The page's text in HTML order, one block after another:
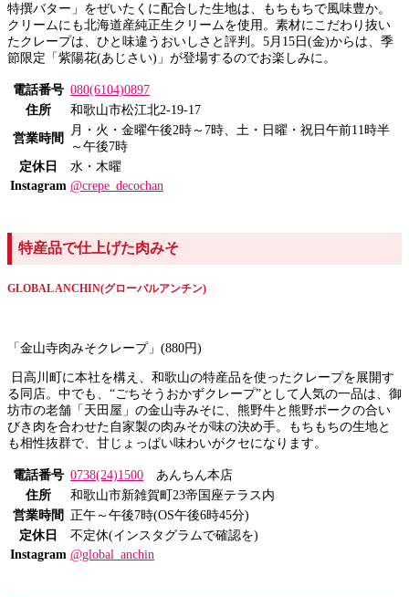
特撰バター」をぜいたくに配合した生地は、もちもちで風味豊か。
クリームにも北海道産純正生クリームを使用。素材にこだわり抜い
たクレープは、ひと味違うおいしさと評判。5月15日(金)からは、季
節限定「紫陽花(あじさい)」が登場するのでお楽しみに。
電話番号 080(6104)0897
住所
和歌山市松江北2-19-17
営業時間
月・火・金曜午後2時～7時、土・日曜・祝日午前11時半
～午後7時
定休日
水・木曜
Instagram @crepe_decochan
特産品で仕上げた肉みそ
GLOBAL ANCHIN(グローバルアンチン)
「金山寺肉みそクレープ」(880円)
日高川町に本社を構え、和歌山の特産品を使ったクレープを展開す
る同店。中でも、“ごちそうおかずクレープ”として人気の一品は、御
坊市の老舗「天田屋」の金山寺みそに、熊野牛と熊野ポークの合い
びき肉を合わせた自家製の肉みそが味の決め手。もちもちの生地と
も相性抜群で、甘じょっぱい味わいがクセになります。
電話番号 0738(24)1500 あんちん本店
住所
和歌山市新雑賀町23帝国座テラス内
営業時間
正午～午後7時(OS午後6時45分)
定休日
不定休(インスタグラムで確認を)
Instagram @global_anchin